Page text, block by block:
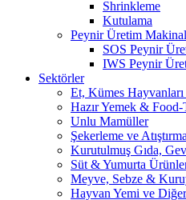
Shrinkleme
Kutulama
Peynir Üretim
SOS Peynir
IWS Peynir
Sektörler
Et, Kümes
Hazır Yemek &
Unlu Mamüller
Şekerleme ve
Kurutulmuş Gıda,
Süt & Yumurta
Meyve, Sebze &
Hayvan Yemi ve